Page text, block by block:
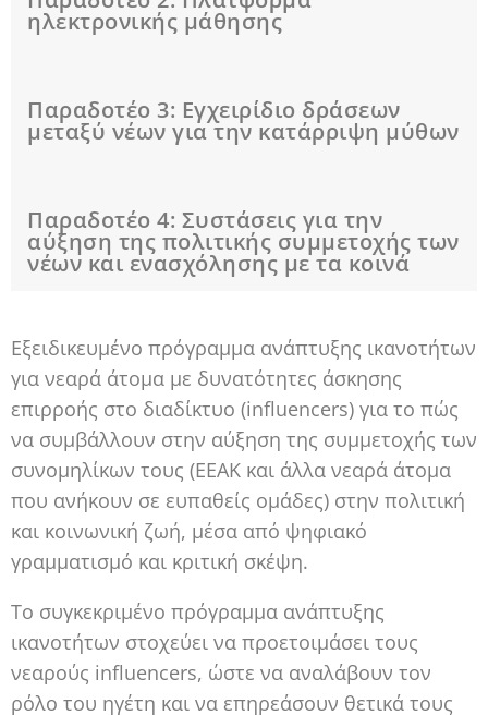
ηλεκτρονικής μάθησης
Παραδοτέο 3: Εγχειρίδιο δράσεων
μεταξύ νέων για την κατάρριψη μύθων
Παραδοτέο 4: Συστάσεις για την
αύξηση της πολιτικής συμμετοχής των
νέων και ενασχόλησης με τα κοινά
Εξειδικευμένο πρόγραμμα ανάπτυξης ικανοτήτων
για νεαρά άτομα με δυνατότητες άσκησης
επιρροής στο διαδίκτυο (influencers) για το πώς
να συμβάλλουν στην αύξηση της συμμετοχής των
συνομηλίκων τους (ΕΕΑΚ και άλλα νεαρά άτομα
που ανήκουν σε ευπαθείς ομάδες) στην πολιτική
και κοινωνική ζωή, μέσα από ψηφιακό
γραμματισμό και κριτική σκέψη.
Το συγκεκριμένο πρόγραμμα ανάπτυξης
ικανοτήτων στοχεύει να προετοιμάσει τoυς
νεαρούς influencers, ώστε να αναλάβουν τον
ρόλο του ηγέτη και να επηρεάσουν θετικά τους